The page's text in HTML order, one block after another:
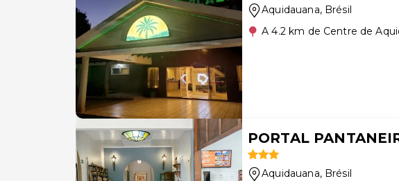
Aquidauana, Brésil
A 4.2 km de Centre de
PORTAL
Aquidauana, Brésil